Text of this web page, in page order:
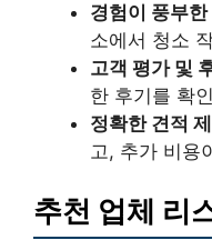
경험이 풍부한
소에서 청소
고객 평가 및
한 후기를 확
정확한 견적
고, 추가 비용
추천 업체 리